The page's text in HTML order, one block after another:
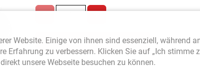
Website. Einige von ihnen sind essenziell, während
Erfahrung zu verbessern. Klicken Sie auf „Ich stimme
unsere Webseite besuchen zu können.